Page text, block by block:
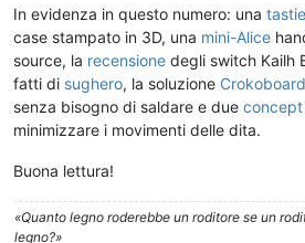
In evidenza in questo numero: una
case stampato in 3D, una mini-Alice
source, la recensione degli switch Kailh
fatti di sughero, la soluzione Crokoboard
senza bisogno di saldare e due concept
minimizzare i movimenti delle dita.
Buona lettura!
«Quanto legno roderebbe un roditore se un
legno?»